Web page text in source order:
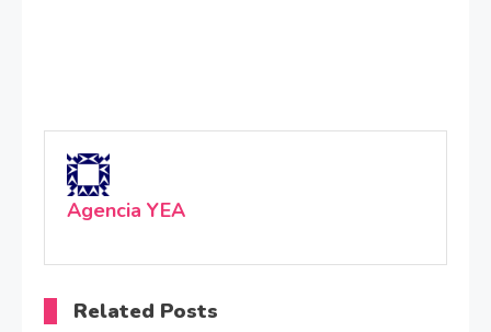
Agencia YEA
Related Posts